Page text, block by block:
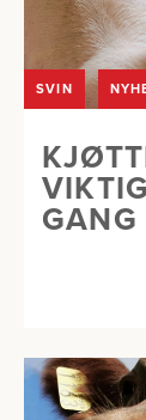
SVIN
GANG